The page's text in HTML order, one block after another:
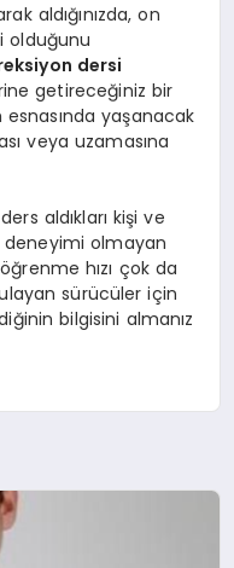
aldığınızda, on
olduğunu
dersi
getireceğiniz bir
yaşanacak
veya uzamasına
aldıkları kişi ve
olmayan
hızı çok da
sürücüler için
bilgisini almanız